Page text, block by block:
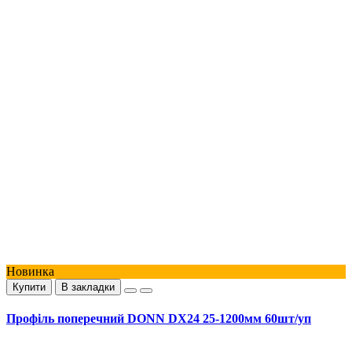
Новинка
Купити В закладки
Профіль поперечний DONN DX24 25-1200мм 60шт/уп